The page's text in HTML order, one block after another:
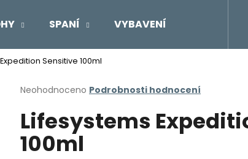
SPANÍ VYBAVENÍ
Sensitive 100ml
Průměrné
produktu
je
0,0
Neohodnoceno Podrobnosti hodnocení
Lifesystems
100ml
HLEDAT